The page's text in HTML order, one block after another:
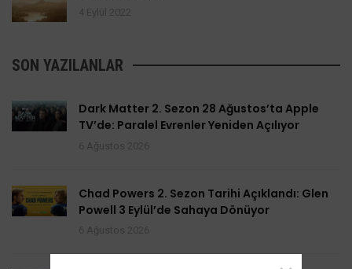
SON YAZILANLAR
Dark Matter 2. Sezon 28 Ağustos’ta Apple
TV’de: Paralel Evrenler Yeniden Açılıyor
Chad Powers 2. Sezon Tarihi Açıklandı: Glen
Powell 3 Eylül’de Sahaya Dönüyor